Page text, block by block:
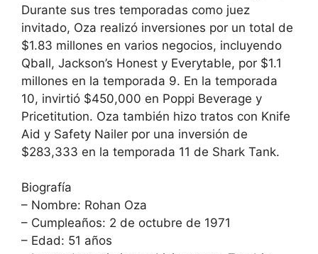
Durante sus tres temporadas como juez
invitado, Oza realizó inversiones por un total de
$1.83 millones en varios negocios, incluyendo
Qball, Jackson’s Honest y Everytable, por $1.1
millones en la temporada 9. En la temporada
10, invirtió $450,000 en Poppi Beverage y
Pricetitution. Oza también hizo tratos con Knife
Aid y Safety Nailer por una inversión de
$283,333 en la temporada 11 de Shark Tank.
Biografía
– Nombre: Rohan Oza
– Cumpleaños: 2 de octubre de 1971
– Edad: 51 años